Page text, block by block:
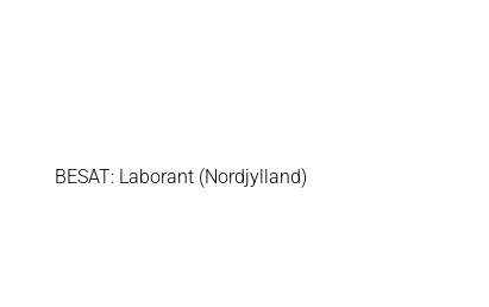
BESAT: Laborant (Nordjylland)